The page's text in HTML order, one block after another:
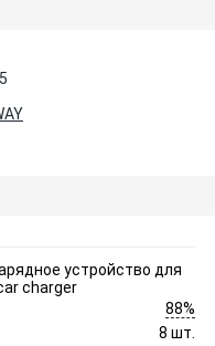
устройство для
charger
88%
8 шт.